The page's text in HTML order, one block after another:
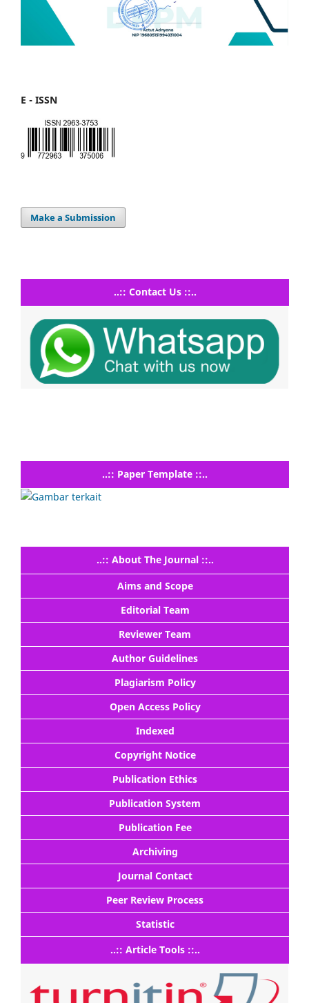
E - ISSN
Make a Submission
..:: Contact Us ::..
..:: Paper Template ::..
..:: About The Journal ::..
Aims and Scope
Editorial Team
Reviewer Team
Author Guidelines
Plagiarism Policy
Open Access Policy
Indexed
Copyright Notice
Publication Ethics
Publication System
Publication Fee
Archiving
Journal Contact
Peer Review Process
Statistic
..:: Article Tools ::..